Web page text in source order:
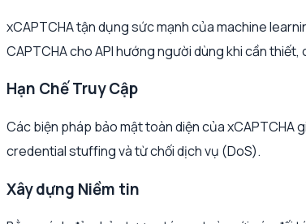
xCAPTCHA tận dụng sức mạnh của machine
CAPTCHA cho API hướng người dùng khi cần
Hạn Chế Truy Cập
Các biện pháp bảo mật toàn diện của xCAPTCHA
credential stuffing và từ chối dịch vụ (DoS).
Xây dựng Niềm tin